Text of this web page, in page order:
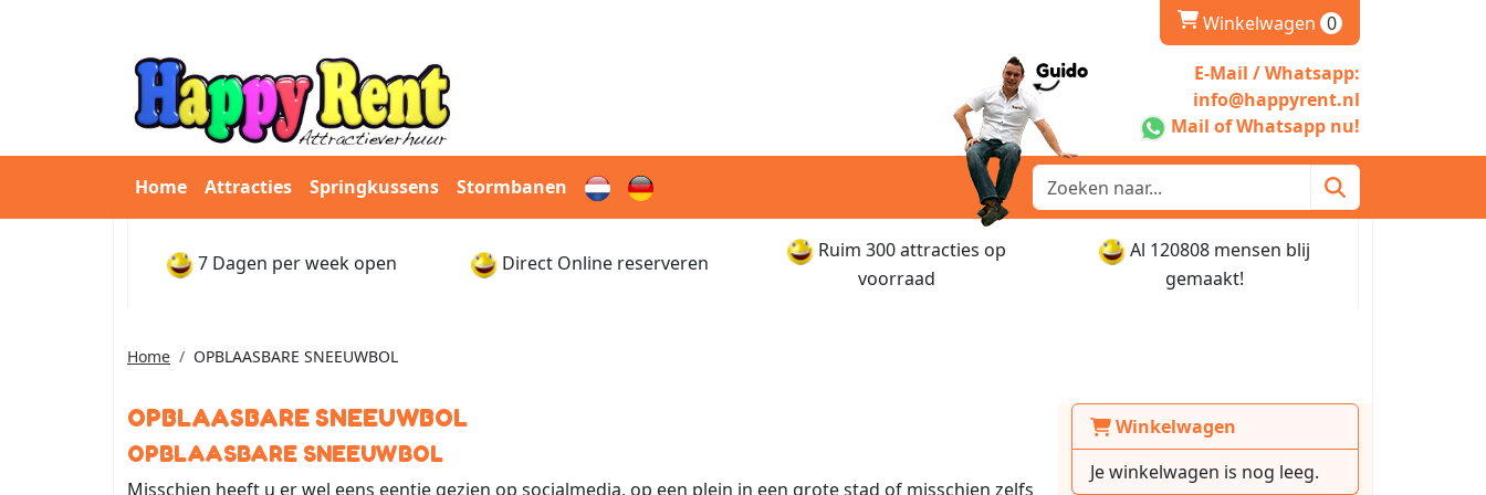
winkelwagen
Winkelwagen 0
E-Mail / Whatsapp:
info@happyrent.nl
Mail of Whatsapp nu!
Home Attracties Springkussens Stormbanen
7 Dagen per week open Direct Online reserveren
Ruim 300 attracties op
voorraad
Al 120808 mensen blij
gemaakt!
Home OPBLAASBARE SNEEUWBOL
Winkelwagen
Je winkelwagen is nog leeg.
OPBLAASBARE SNEEUWBOL
OPBLAASBARE SNEEUWBOL
Misschien heeft u er wel eens eentje gezien op socialmedia, op een plein in een grote stad of misschien zelfs